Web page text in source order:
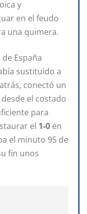
y
en el feudo
una quimera.
España
sustituido a
conectó un
el costado
para
el 1-0 en
el minuto 95 de
fin unos